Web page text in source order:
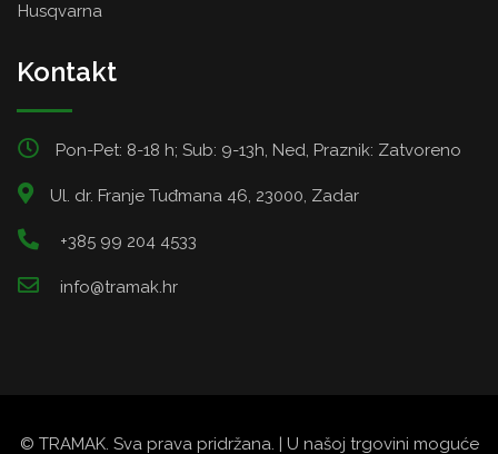
Husqvarna
Kontakt
Pon-Pet: 8-18 h; Sub: 9-13h, Ned, Praznik: Zatvoreno
Ul. dr. Franje Tuđmana 46, 23000, Zadar
+385 99 204 4533
info@tramak.hr
© TRAMAK. Sva prava pridržana. | U našoj trgovini moguće